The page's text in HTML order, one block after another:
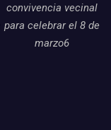
convivencia vecinal
para celebrar el 8 de
marzo6